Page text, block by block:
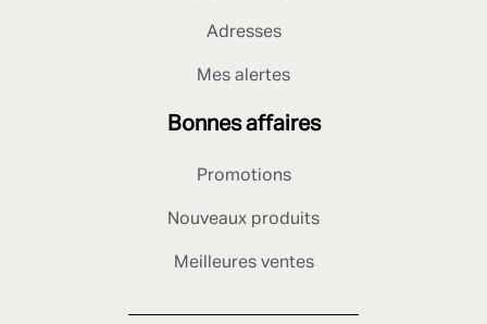
Adresses
Mes alertes
Bonnes affaires
Promotions
Nouveaux produits
Meilleures ventes